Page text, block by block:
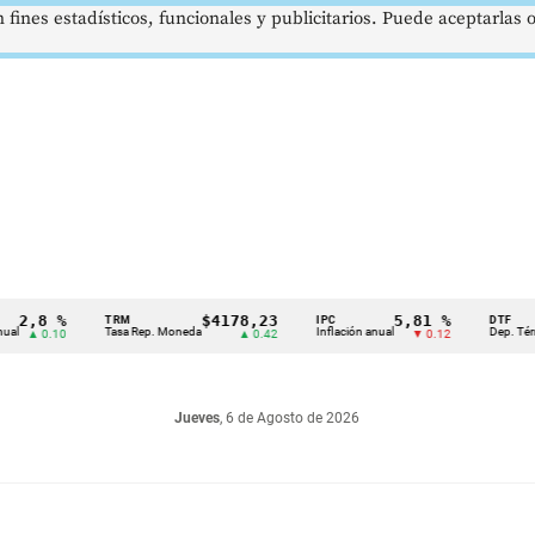
% TRM
Tasa Rep. Moneda
$4178,23
▲ 0.42
IPC
Inflación anual
5,81 %
▼ 0.12
DTF
Dep. Término
Jueves, 6 de Agosto de 2026
estadísticos, funcionales y publicitarios. Puede aceptarlas